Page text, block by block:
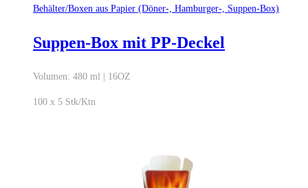
Behälter/Boxen aus Papier (Döner-, Hamburger-, Suppen-Box)
Suppen-Box mit PP-Deckel
Volumen: 480 ml | 16OZ
100 x 5 Stk/Ktn